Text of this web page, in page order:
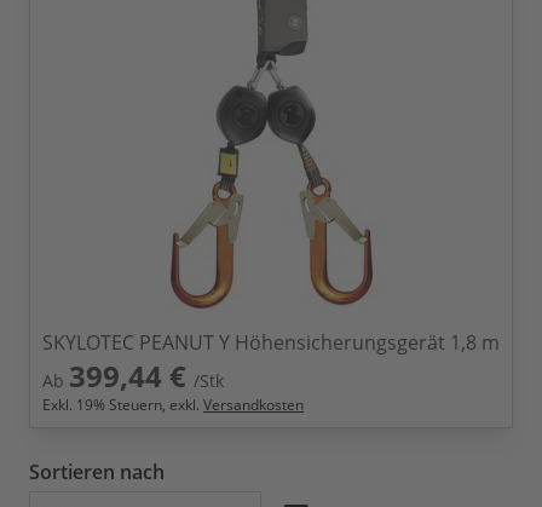
SKYLOTEC PEANUT Y Höhensicherungsgerät 1,8 m
Ab 399,44 € /Stk
Exkl. 19% Steuern, exkl. Versandkosten
Sortieren nach